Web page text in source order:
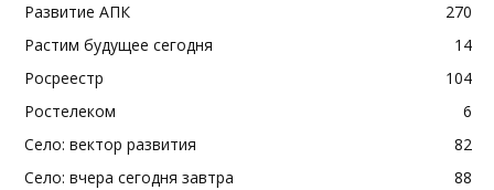
Развитие АПК
270
Растим будущее сегодня
14
Росреестр
104
Ростелеком
6
Село: вектор развития
82
Село: вчера сегодня завтра
88